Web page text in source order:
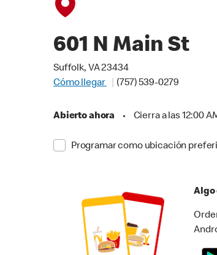
601 N Main St
Suffolk, VA 23434
Cómo llegar
(757) 539-0279
Abierto ahora • Cierra a las 12:00
Programar como ubicación
Algo